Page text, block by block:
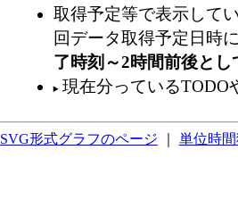
取得予定等で表示して
回データ取得予定日時
了時刻～2時間前後と
現在分っているTODO
SVG形式グラフのページ 単位時間